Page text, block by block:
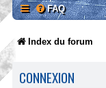
FAQ
Index du forum
CONNEXION